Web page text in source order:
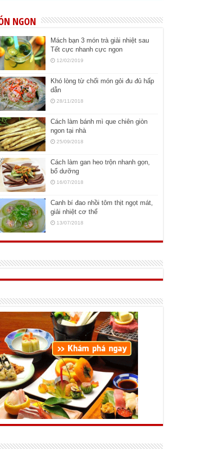
NGON
Mách bạn 3 món trà giải nhiệt sau
Tết cực nhanh cực ngon
12/02/2019
Khó lòng từ chối món gỏi đu đủ hấp
dẫn
28/11/2018
Cách làm bánh mì que chiên giòn
ngon tại nhà
25/09/2018
Cách làm gan heo trộn nhanh gọn,
bổ dưỡng
16/07/2018
Canh bí đao nhồi tôm thịt ngọt mát,
giải nhiệt cơ thể
13/07/2018